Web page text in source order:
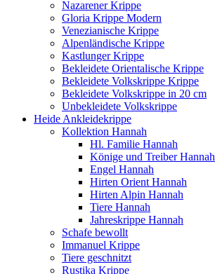
Nazarener Krippe
Gloria Krippe Modern
Venezianische Krippe
Alpenländische Krippe
Kastlunger Krippe
Bekleidete Orientalische Krippe
Bekleidete Volkskrippe Krippe
Bekleidete Volkskrippe in 20 cm
Unbekleidete Volkskrippe
Heide Ankleidekrippe
Kollektion Hannah
Hl. Familie Hannah
Könige und Treiber Hannah
Engel Hannah
Hirten Orient Hannah
Hirten Alpin Hannah
Tiere Hannah
Jahreskrippe Hannah
Schafe bewollt
Immanuel Krippe
Tiere geschnitzt
Rustika Krippe